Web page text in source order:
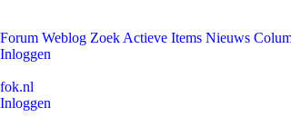
Forum Weblog Zoek Actieve Items Nieuws
Inloggen
fok.nl
Inloggen